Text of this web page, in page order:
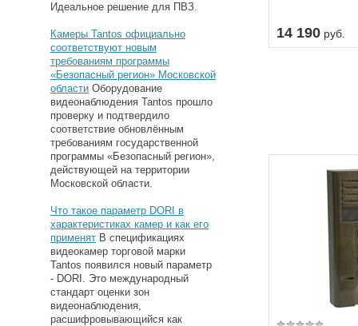
Идеальное решение для ПВЗ.
Камеры Tantos официально
соответствуют новым
требованиям программы
«Безопасный регион» Московской
области Оборудование
видеонаблюдения Tantos прошло
проверку и подтвердило
соответствие обновлённым
требованиям государственной
программы «Безопасный регион»,
действующей на территории
Московской области.
Что такое параметр DORI в
характеристиках камер и как его
применят В спецификациях
видеокамер торговой марки
Tantos появился новый параметр
- DORI. Это международный
стандарт оценки зон
видеонаблюдения,
расшифровывающийся как
14 190 руб.